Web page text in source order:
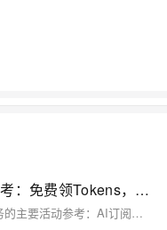
阿里云AI产品与相关大模型活动参考：免费领Tokens，AI产品试用、大模型节省计划介绍
2026年截至目前阿里云AI产品及大模型服务的主要活动参考：AI订阅方面，Token Plan提供198-1398元/月三档套餐，Coding Plan Pro高级套餐200元/月限量发售；HappyHorse视频生成模型限时8折。免费试用提供超30款AI产品及7000万Tokens，涵盖Agent开发、图文生成、代码生成等。成本优化方面，全模型通用抵扣低至10元/月，AI通用型节省计划最高可享5.3折。此外还有"先用后返"优惠券活动，最高返200元。